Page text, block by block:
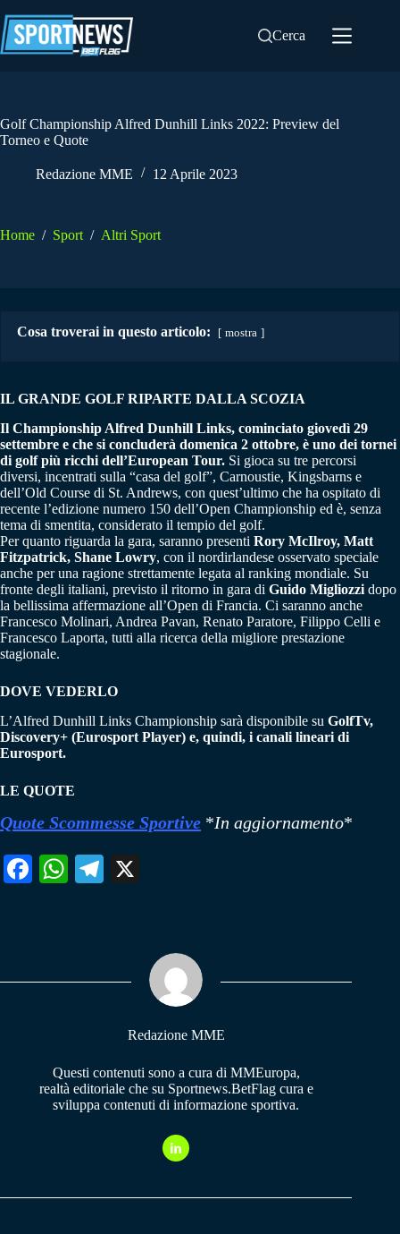
al
contenuto
Cerca
Golf Championship Alfred Dunhill Links 2022: Preview del
Torneo e Quote
Redazione MME 12 Aprile 2023
Home / Sport / Altri Sport
Cosa troverai in questo articolo: mostra
IL GRANDE GOLF RIPARTE DALLA SCOZIA
Il Championship Alfred Dunhill Links, cominciato giovedì 29
settembre e che si concluderà domenica 2 ottobre, è uno dei tornei
di golf più ricchi dell’European Tour. Si gioca su tre percorsi
diversi, incentrati sulla “casa del golf”, Carnoustie, Kingsbarns e
dell’Old Course di St. Andrews, con quest’ultimo che ha ospitato di
recente l’edizione numero 150 dell’Open Championship ed è, senza
tema di smentita, considerato il tempio del golf.
Per quanto riguarda la gara, saranno presenti Rory McIlroy, Matt
Fitzpatrick, Shane Lowry, con il nordirlandese osservato speciale
anche per una ragione strettamente legata al ranking mondiale. Su
fronte degli italiani, previsto il ritorno in gara di Guido Migliozzi dopo
la bellissima affermazione all’Open di Francia. Ci saranno anche
Francesco Molinari, Andrea Pavan, Renato Paratore, Filippo Celli e
Francesco Laporta, tutti alla ricerca della migliore prestazione
stagionale.
DOVE VEDERLO
L’Alfred Dunhill Links Championship sarà disponibile su GolfTv,
Discovery+ (Eurosport Player) e, quindi, i canali lineari di
Eurosport.
LE QUOTE
Quote Scommesse Sportive *In aggiornamento*
Fa W
pp
Te
m
Redazione MME
Questi contenuti sono a cura di MMEuropa,
realtà editoriale che su Sportnews.BetFlag cura e
sviluppa contenuti di informazione sportiva.